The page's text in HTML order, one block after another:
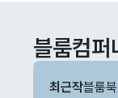
블룸컴퍼
최근작블룸